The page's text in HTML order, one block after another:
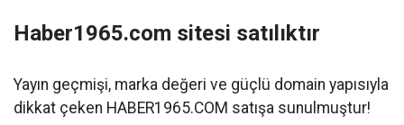
Haber1965.com sitesi satılıktır
Yayın geçmişi, marka değeri ve güçlü domain yapısıyla
dikkat çeken HABER1965.COM satışa sunulmuştur!